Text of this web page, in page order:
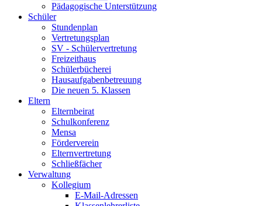
Pädagogische Unterstützung
Schüler
Stundenplan
Vertretungsplan
SV - Schülervertretung
Freizeithaus
Schülerbücherei
Hausaufgabenbetreuung
Die neuen 5. Klassen
Eltern
Elternbeirat
Schulkonferenz
Mensa
Förderverein
Elternvertretung
Schließfächer
Verwaltung
Kollegium
E-Mail-Adressen